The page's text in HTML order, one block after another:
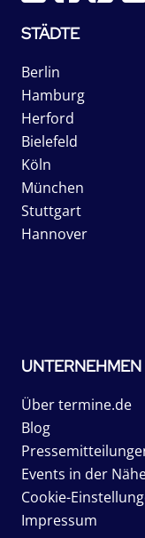
STÄDTE
Berlin
Hamburg
Herford
Bielefeld
Köln
München
Stuttgart
Hannover
UNTERNEHMEN
Über termine.de
Blog
Events in der
Cookie-
Impressum